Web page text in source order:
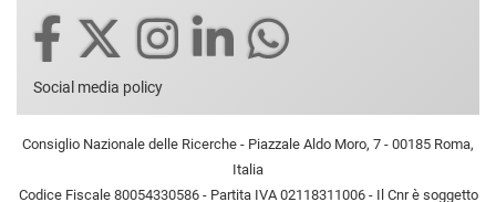
Social media policy
Consiglio Nazionale delle Ricerche - Piazzale Aldo Moro, 7 - 00185 Roma,
Italia
Codice Fiscale 80054330586 - Partita IVA 02118311006 - Il Cnr è soggetto